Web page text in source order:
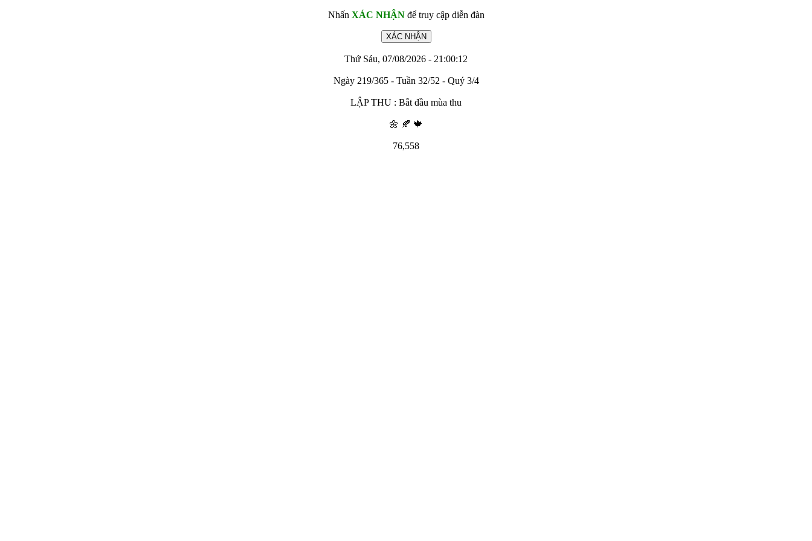
Nhấn XÁC NHẬNđể truy cập diễn đàn
Thứ Sáu, 07/08/2026 - 21:00:12
Ngày 219/365 - Tuần 32/52 - Quý 3/4
LẬP THU : Bắt đầu mùa thu
🌼 🍂 🍁
76,558